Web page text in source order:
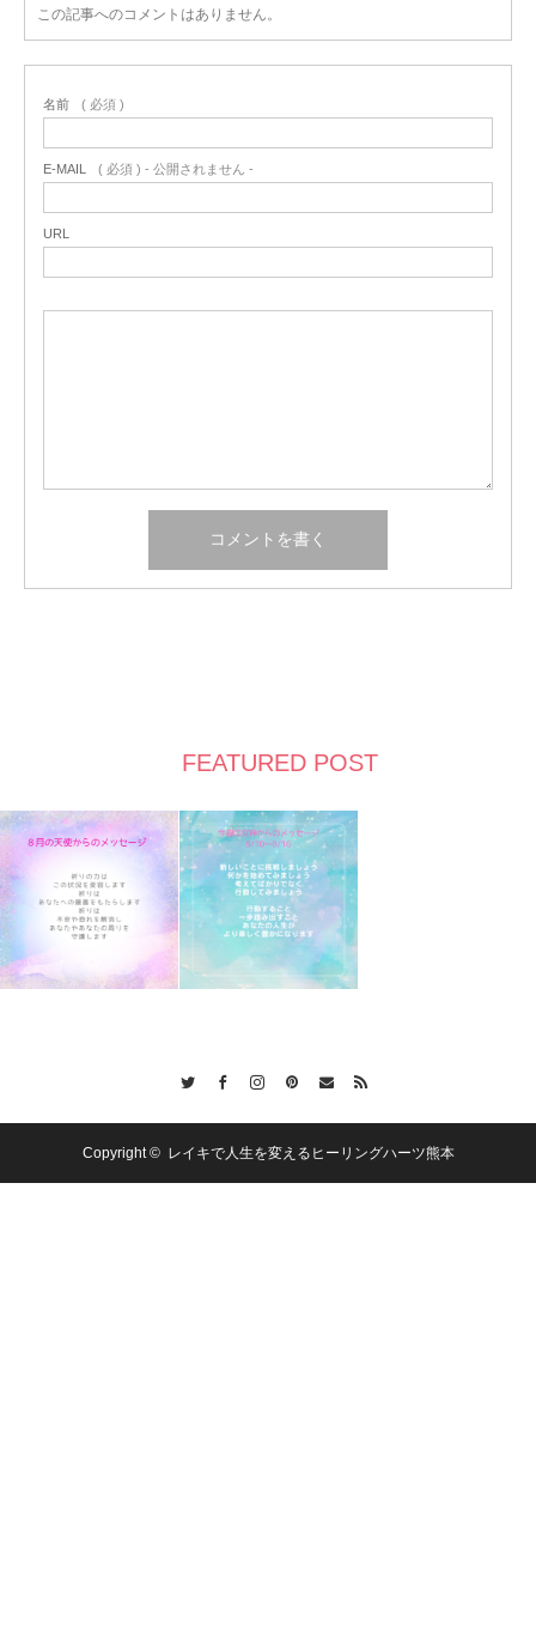
この記事へのコメントはありません。
名前 ( 必須 )
E-MAIL ( 必須 ) - 公開されません -
URL
FEATURED POST
Copyright © レイキで人生を変えるヒーリングハーツ熊本